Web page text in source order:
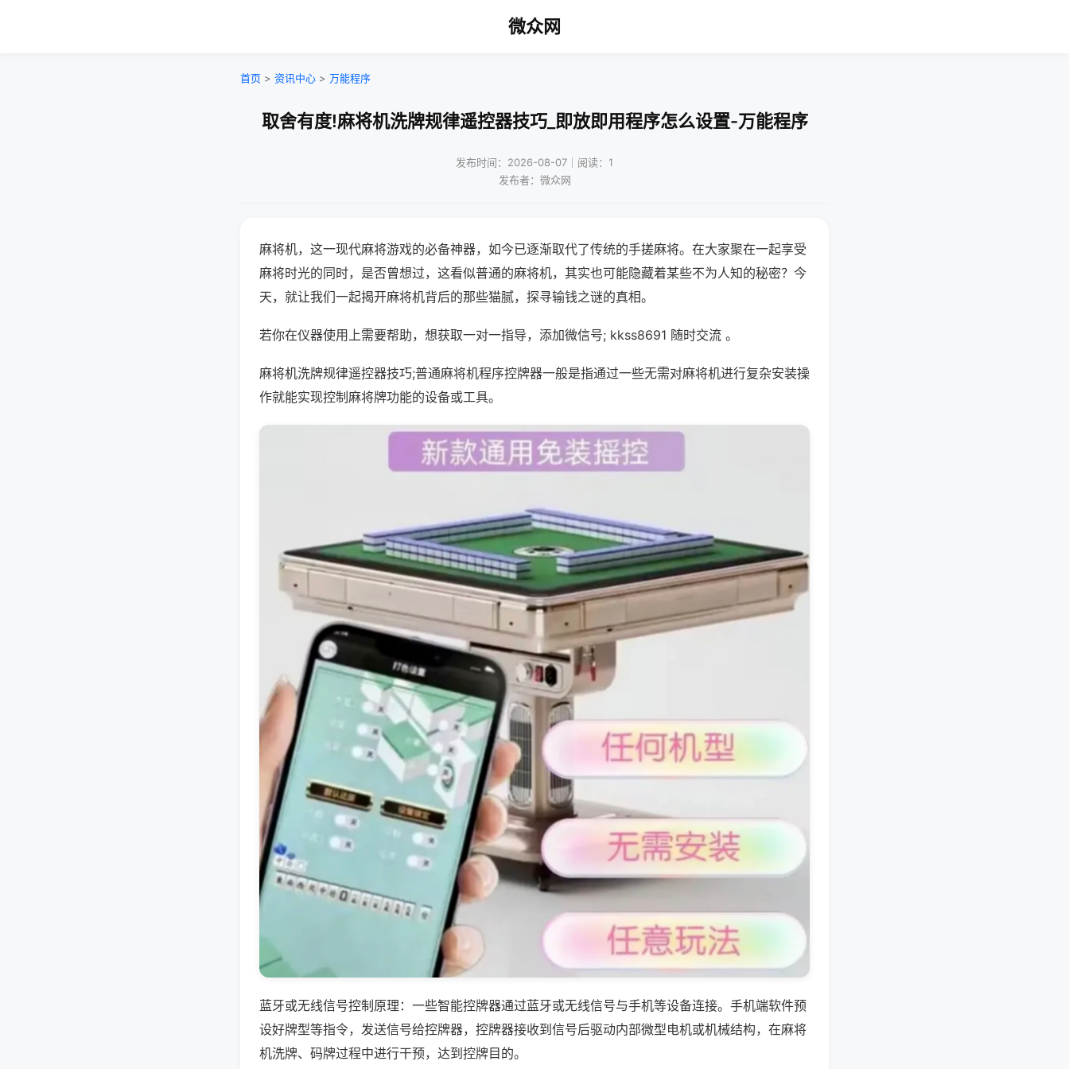
微众网
首页 > 资讯中心 > 万能程序
取舍有度!麻将机洗牌规律遥控器技巧_即放即用程序怎么设置-万能程序
发布时间：2026-08-07｜阅读：1
发布者：微众网
麻将机，这一现代麻将游戏的必备神器，如今已逐渐取代了传统的手搓麻将。在大家聚在一起享受
麻将时光的同时，是否曾想过，这看似普通的麻将机，其实也可能隐藏着某些不为人知的秘密？今
天，就让我们一起揭开麻将机背后的那些猫腻，探寻输钱之谜的真相。
若你在仪器使用上需要帮助，想获取一对一指导，添加微信号; kkss8691 随时交流 。
麻将机洗牌规律遥控器技巧;普通麻将机程序控牌器一般是指通过一些无需对麻将机进行复杂安装操
作就能实现控制麻将牌功能的设备或工具。
蓝牙或无线信号控制原理：一些智能控牌器通过蓝牙或无线信号与手机等设备连接。手机端软件预
设好牌型等指令，发送信号给控牌器，控牌器接收到信号后驱动内部微型电机或机械结构，在麻将
机洗牌、码牌过程中进行干预，达到控牌目的。